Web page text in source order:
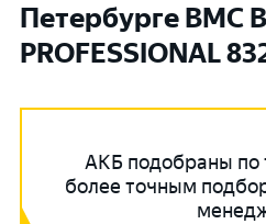
Петербурге BMC
PROFESSIONAL
АКБ подобраны по
более точным